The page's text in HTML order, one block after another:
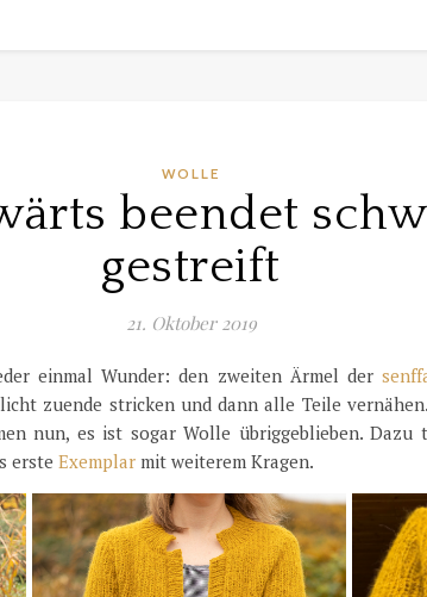
WOLLE
beendet
gestreift
21. Oktober 2019
einmal Wunder: den zweiten Ärmel der
zuende stricken und dann alle Teile
nun, es ist sogar Wolle übriggeblieben. Dazu
erste Exemplar mit weiterem Kragen.